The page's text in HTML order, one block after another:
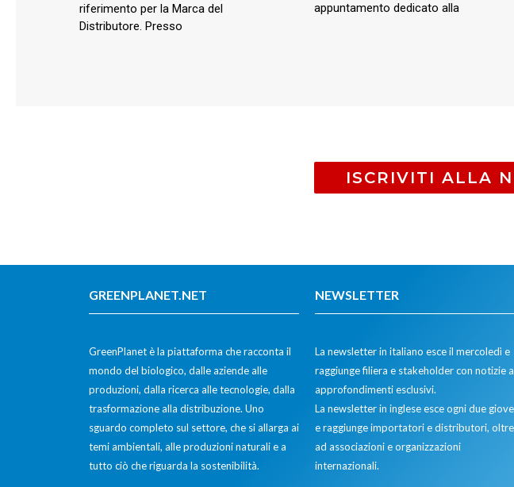
riferimento per la Marca del
Distributore. Presso
appuntamento dedicato alla
ISCRIVITI ALLA
GREENPLANET.NET
GreenPlanet è la piattaforma che racconta il
mondo del biologico, dalle aziende alle
produzioni, dalla ricerca alle tecnologie, dalla
trasformazione alla distribuzione. Uno
sguardo completo sul settore, che si allarga ai
temi ambientali, alle produzioni naturali e a
tutto ciò che riguarda la sostenibilità.
NEWSLETTER
La newsletter in italiano esce il mercoledì e
raggiunge filiera e stakeholder con notizie a
approfondimenti esclusivi.
La newsletter in inglese esce ogni due
e raggiunge importatori e distributori, oltre
ad associazioni e organizzazioni
internazionali.